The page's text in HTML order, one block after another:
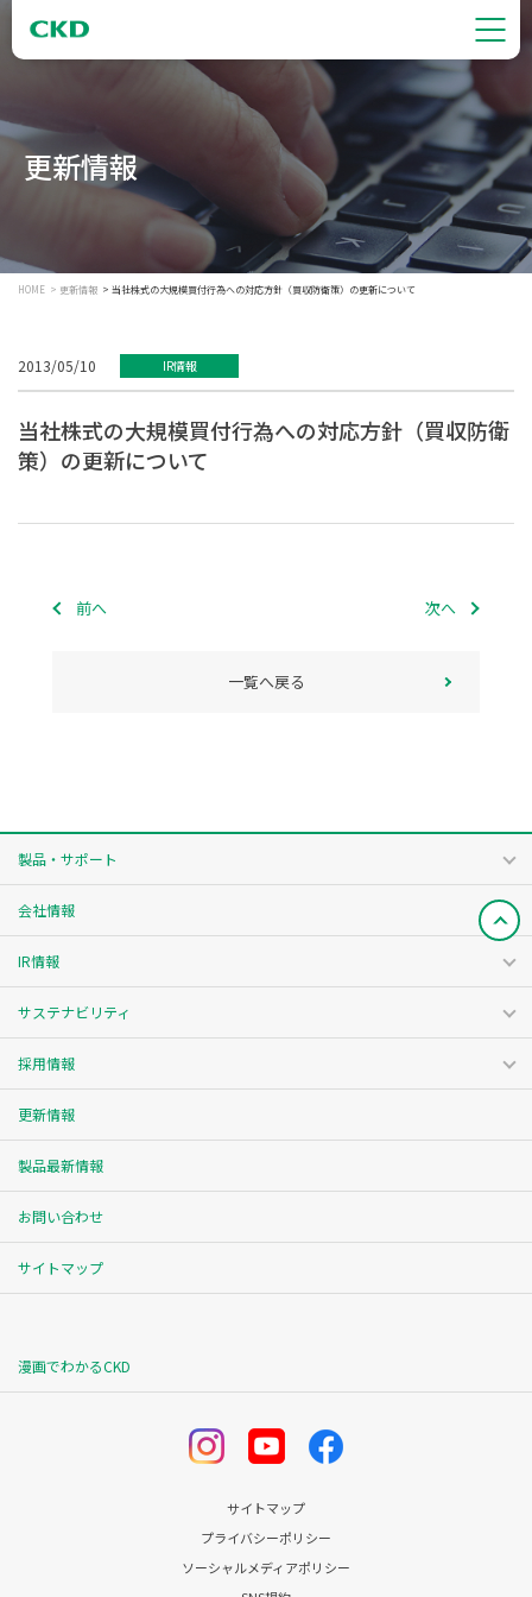
更新情報
HOME 更新情報 当社株式の大規模買付行為への対応方針（買収防衛策）の更新について
2013/05/10 IR情報
当社株式の大規模買付行為への対応方針（買収防衛
策）の更新について
前へ 次へ
一覧へ戻る
製品・サポート
会社情報
IR情報
サステナビリティ
採用情報
更新情報
製品最新情報
お問い合わせ
サイトマップ
漫画でわかるCKD
サイトマップ
プライバシーポリシー
ソーシャルメディアポリシー